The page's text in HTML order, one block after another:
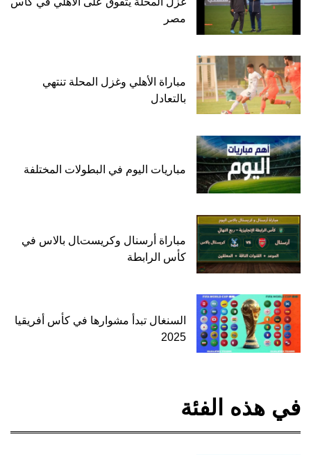
مصر
مباراة الأهلي وغزل المحلة تنتهي
بالتعادل
مباريات اليوم في البطولات المختلفة
مباراة أرسنال وكريستال بالاس في
كأس الرابطة
السنغال تبدأ مشوارها في كأس أفريقيا
2025
في هذه الفئة